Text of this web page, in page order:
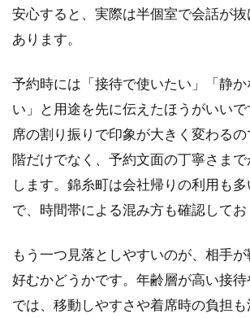
接待
定感
りた
い時
向き
2.3
金太
楼鮨
錦糸
町店
室重
視の
会食
向き
安心すると、実際は半個室で会話が
あります。
予約時には「接待で使いたい」「静
い」と用途を先に伝えたほうがいい
席の割り振りで印象が大きく変わる
階だけでなく、予約文面の丁寧さま
します。錦糸町は会社帰りの利用も
で、時間帯による混み方も確認してお
もう一つ見落としやすいのが、相手
好むかどうかです。年齢層が高い接
では、移動しやすさや着席時の負担